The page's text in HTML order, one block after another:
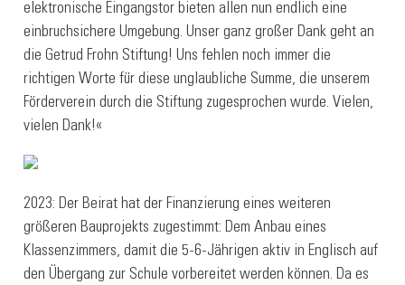
elektronische Eingangstor bieten allen nun endlich eine
einbruchsichere Umgebung. Unser ganz großer Dank geht an
die Getrud Frohn Stiftung! Uns fehlen noch immer die
richtigen Worte für diese unglaubliche Summe, die unserem
Förderverein durch die Stiftung zugesprochen wurde. Vielen,
vielen Dank!«
2023: Der Beirat hat der Finanzierung eines weiteren
größeren Bauprojekts zugestimmt: Dem Anbau eines
Klassenzimmers, damit die 5-6-Jährigen aktiv in Englisch auf
den Übergang zur Schule vorbereitet werden können. Da es